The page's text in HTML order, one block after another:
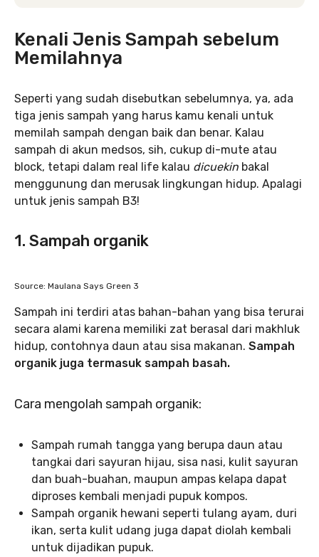
Kenali Jenis Sampah sebelum
Memilahnya
Seperti yang sudah disebutkan sebelumnya, ya, ada
tiga jenis sampah yang harus kamu kenali untuk
memilah sampah dengan baik dan benar. Kalau
sampah di akun medsos, sih, cukup di-mute atau
block, tetapi dalam real life kalau dicuekin bakal
menggunung dan merusak lingkungan hidup. Apalagi
untuk jenis sampah B3!
1. Sampah organik
Source: Maulana Says Green 3
Sampah ini terdiri atas bahan-bahan yang bisa terurai
secara alami karena memiliki zat berasal dari makhluk
hidup, contohnya daun atau sisa makanan. Sampah
organik juga termasuk sampah basah.
Cara mengolah sampah organik:
Sampah rumah tangga yang berupa daun atau
tangkai dari sayuran hijau, sisa nasi, kulit sayuran
dan buah-buahan, maupun ampas kelapa dapat
diproses kembali menjadi pupuk kompos.
Sampah organik hewani seperti tulang ayam, duri
ikan, serta kulit udang juga dapat diolah kembali
untuk dijadikan pupuk.